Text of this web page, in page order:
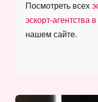
Посмотреть всех
эскорт-агентства
нашем сайте.